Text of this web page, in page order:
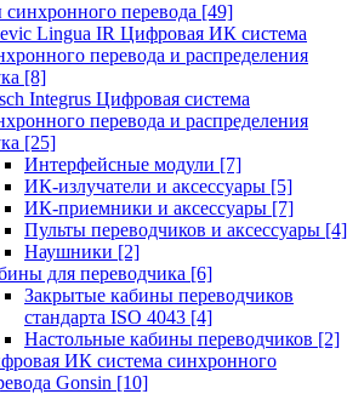
перевода [49]
Lingua IR Цифровая ИК система
перевода и распределения
[8]
Integrus Цифровая система
перевода и распределения
[25]
Интерфейсные модули [7]
ИК-излучатели и аксессуары [5]
ИК-приемники и аксессуары [7]
Пульты переводчиков и аксессуары [4]
Наушники [2]
для переводчика [6]
Закрытые кабины переводчиков
стандарта ISO 4043 [4]
Настольные кабины переводчиков [2]
ИК система синхронного
Gonsin [10]